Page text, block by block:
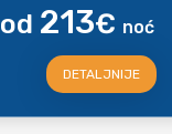
od 213€ noć
DETALJNIJE